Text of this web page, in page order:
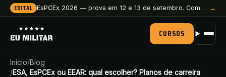
EDITAL EsPCEx 2026 — prova em 12 e 13 de setembro. Comece a preparação agora. →
CURSOS
Início/Blog
/ESA, EsPCEx ou EEAR: qual escolher? Planos de carreira